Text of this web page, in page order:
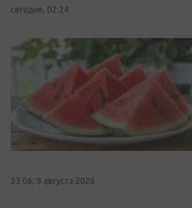
сегодня, 02:24
23:06, 9 августа 2026